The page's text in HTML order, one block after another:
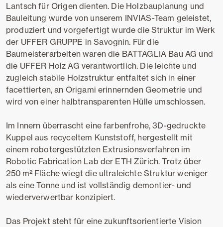
Lantsch für Origen dienten. Die Holzbauplanung und
Bauleitung wurde von unserem INVIAS-Team geleistet,
produziert und vorgefertigt wurde die Struktur im Werk
der UFFER GRUPPE in Savognin. Für die
Baumeisterarbeiten waren die BATTAGLIA Bau AG und
die UFFER Holz AG verantwortlich. Die leichte und
zugleich stabile Holzstruktur entfaltet sich in einer
facettierten, an Origami erinnernden Geometrie und
wird von einer halbtransparenten Hülle umschlossen.
Im Innern überrascht eine farbenfrohe, 3D-gedruckte
Kuppel aus recyceltem Kunststoff, hergestellt mit
einem robotergestützten Extrusionsverfahren im
Robotic Fabrication Lab der ETH Zürich. Trotz über
250 m² Fläche wiegt die ultraleichte Struktur weniger
als eine Tonne und ist vollständig demontier- und
wiederverwertbar konzipiert.
Das Projekt steht für eine zukunftsorientierte Vision